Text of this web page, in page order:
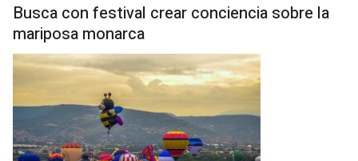
Busca con festival crear conciencia sobre la
mariposa monarca